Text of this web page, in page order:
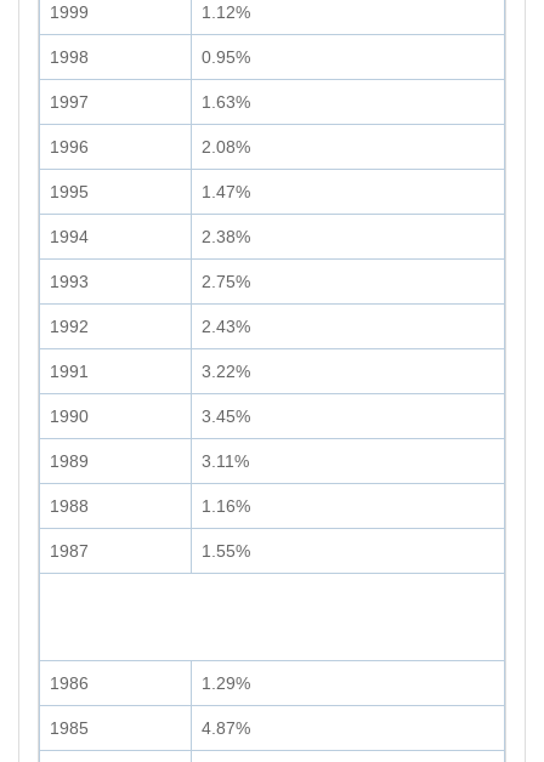
1999 1.12%
1998 0.95%
1997 1.63%
1996 2.08%
1995 1.47%
1994 2.38%
1993 2.75%
1992 2.43%
1991 3.22%
1990 3.45%
1989 3.11%
1988 1.16%
1987 1.55%
1986 1.29%
1985 4.87%